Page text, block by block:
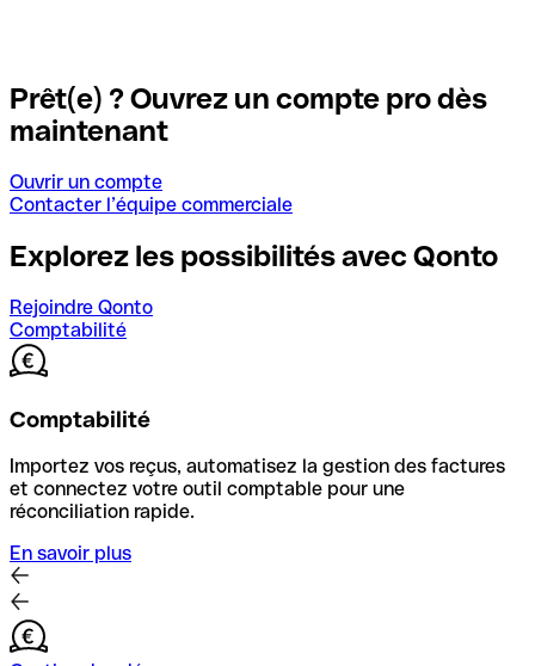
Prêt(e) ? Ouvrez un compte pro dès
maintenant
Ouvrir un compte
Contacter l’équipe commerciale
Explorez les possibilités avec Qonto
Rejoindre Qonto
Comptabilité
Comptabilité
Importez vos reçus, automatisez la gestion des factures
et connectez votre outil comptable pour une
réconciliation rapide.
En savoir plus